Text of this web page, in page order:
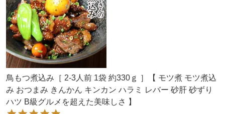
鳥もつ煮込み［ 2-3人前 1袋 約330ｇ ］【 モツ煮 モツ煮込
み おつまみ きんかん キンカン ハラミ レバー 砂肝 砂ずり
ハツ B級グルメを超えた美味しさ 】